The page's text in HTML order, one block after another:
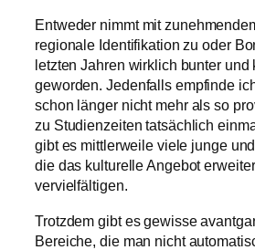
Entweder nimmt mit
regionale Identifikation zu oder
letzten Jahren wirklich bunter
geworden. Jedenfalls empfinde
schon länger nicht mehr als so
zu Studienzeiten tatsächlich
gibt es mittlerweile viele junge
die das kulturelle Angebot
vervielfältigen.
Trotzdem gibt es gewisse
Bereiche, die man nicht